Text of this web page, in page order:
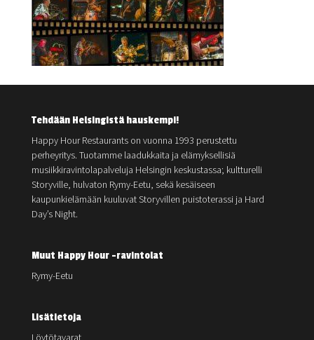
Tehdään Helsingistä hauskempi!
Happy Hour Restaurants on vuonna 1993 perustettu
perheyritys. Tuotamme laadukkaita ja elämyksellisiä
musiikkiravintolapalveluja Helsingin keskustassa; kultturelli
Storyville, hulvaton Rymy-Eetu, sekä kesäiseen
kaupunkielämään kuuluvat Storyvillen puistoterassi ja Hard
Day’s Night.
Muut Happy Hour -ravintolat
Rymy-Eetu
Lisätietoja